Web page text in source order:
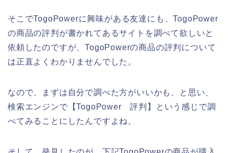
そこでTogoPowerに興味がある友達にも、TogoPower
の商品の評判が書かれてあるサイトを調べて欲しいと
依頼したのですが、TogoPowerの商品の評判について
は正直よくわかりませんでした。
なので、まずは自分で調べた方がいいかも、と思い、
検索エンジンで【TogoPower 評判】という感じで調
べてみることにしたんですよね。